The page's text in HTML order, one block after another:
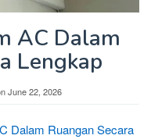
AC Dalam
Lengkap
June 22, 2026
Dalam Ruangan Secara